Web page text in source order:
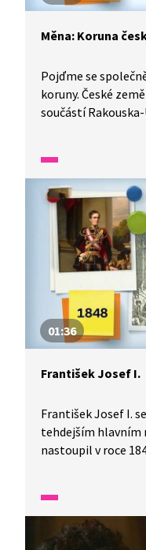
Měna: Koruna
Pojďme se
koruny. České
součástí
nového státu.
a brky. Podle
zůstalo u koruny.
nastoupily
koruna skončila s
a Slovensko.
01:36
František Josef I.
František Josef I.
tehdejším hlavním
nastoupil v roce
rozhodovat
po samostatnosti
světové války